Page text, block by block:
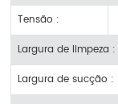
Tensão :
Largura de limpeza :
Largura de sucção :